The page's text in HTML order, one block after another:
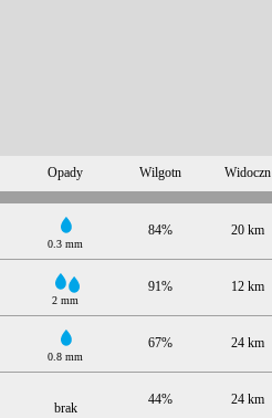
Opady Wilgotn Widoczn
0.3 mm
84% 20 km
2 mm
91% 12 km
0.8 mm
67% 24 km
brak
44% 24 km